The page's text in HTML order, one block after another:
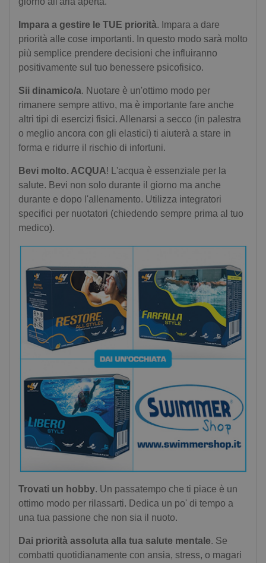
Impara a gestire le TUE priorità. Impara a dare
priorità alle cose importanti. In questo modo sarà molto
più semplice prendere decisioni che influiranno
positivamente sul tuo benessere psicofisico.
Sii dinamico/a. Nuotare è un'ottimo modo per
rimanere sempre attivo, ma è importante fare anche
altri tipi di esercizi fisici. Allenarsi a secco (in palestra
o meglio ancora con gli elastici) ti aiuterà a stare in
forma e ridurre il rischio di infortuni.
Bevi molto. ACQUA! L'acqua è essenziale per la
salute. Bevi non solo durante il giorno ma anche
durante e dopo l'allenamento. Utilizza integratori
specifici per nuotatori (chiedendo sempre prima al tuo
medico).
Trovati un hobby. Un passatempo che ti piace è un
ottimo modo per rilassarti. Dedica un po' di tempo a
una tua passione che non sia il nuoto.
Dai priorità assoluta alla tua salute mentale. Se
combatti quotidianamente con ansia, stress, o magari